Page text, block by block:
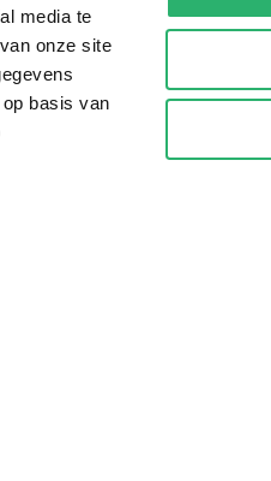
media te
onze site
basis van
Winacties